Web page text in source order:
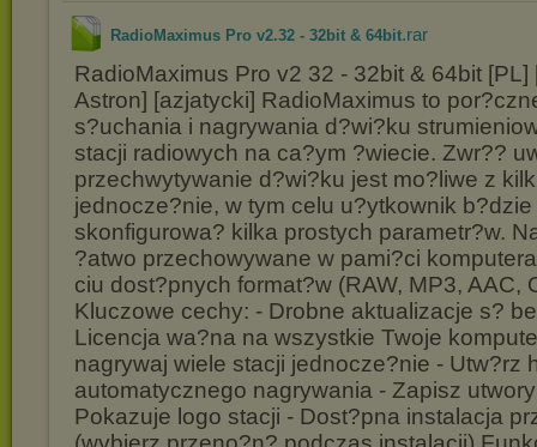
RadioMaximus Pro v2.32 - 32bit & 64bit.rar
RadioMaximus Pro v2 32 - 32bit & 64bit [PL]
Astron] [azjatycki] RadioMaximus to
s?uchania i nagrywania d?wi?ku
stacji radiowych na ca?ym ?wiecie. Zwr??
przechwytywanie d?wi?ku jest mo?liwe z
jednocze?nie, w tym celu u?ytkownik
skonfigurowa? kilka prostych parametr?w.
?atwo przechowywane w pami?ci
ciu dost?pnych format?w (RAW, MP3, AAC,
Kluczowe cechy: - Drobne aktualizacje s?
Licencja wa?na na wszystkie Twoje
nagrywaj wiele stacji jednocze?nie - Utw?rz
automatycznego nagrywania - Zapisz
Pokazuje logo stacji - Dost?pna instalacja